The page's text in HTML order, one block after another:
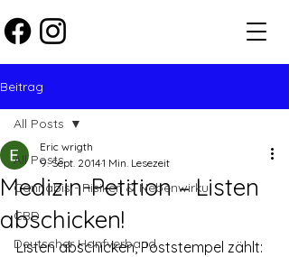
Beitrag
All Posts
Cannabis - Risiken & Nebenwirku
CBD
Deutscher Hanfverband
All Posts
Medizin-Petition – Listen
abschicken!
Eric wrigth
9. Sept. 20141 Min. Lesezeit
Listen abschicken, Poststempel zählt: